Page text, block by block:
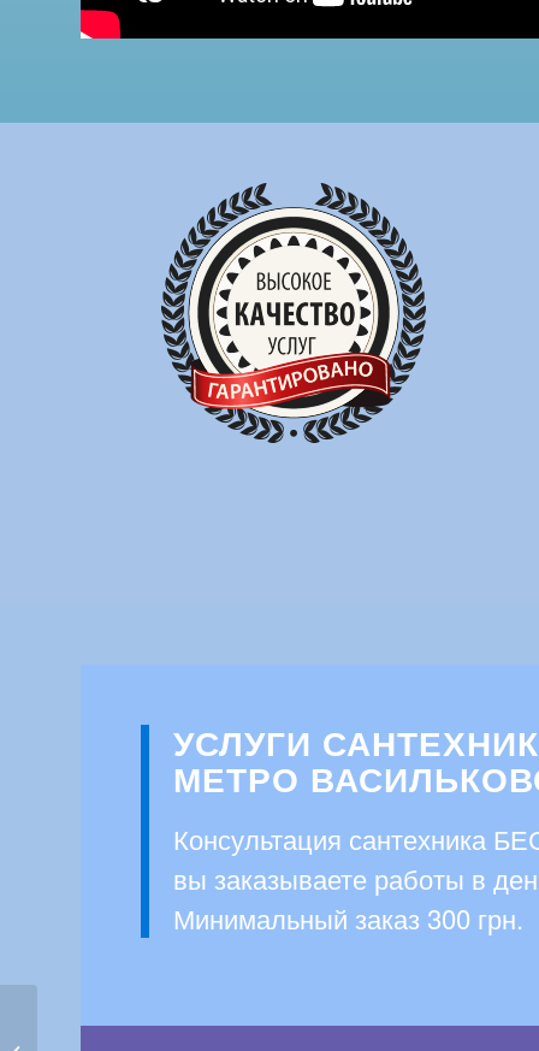
УСЛУГИ
МЕТРО
Консультация сантехника
вы заказываете работы в
Минимальный заказ 300 грн.
Сантехник Голосеево,